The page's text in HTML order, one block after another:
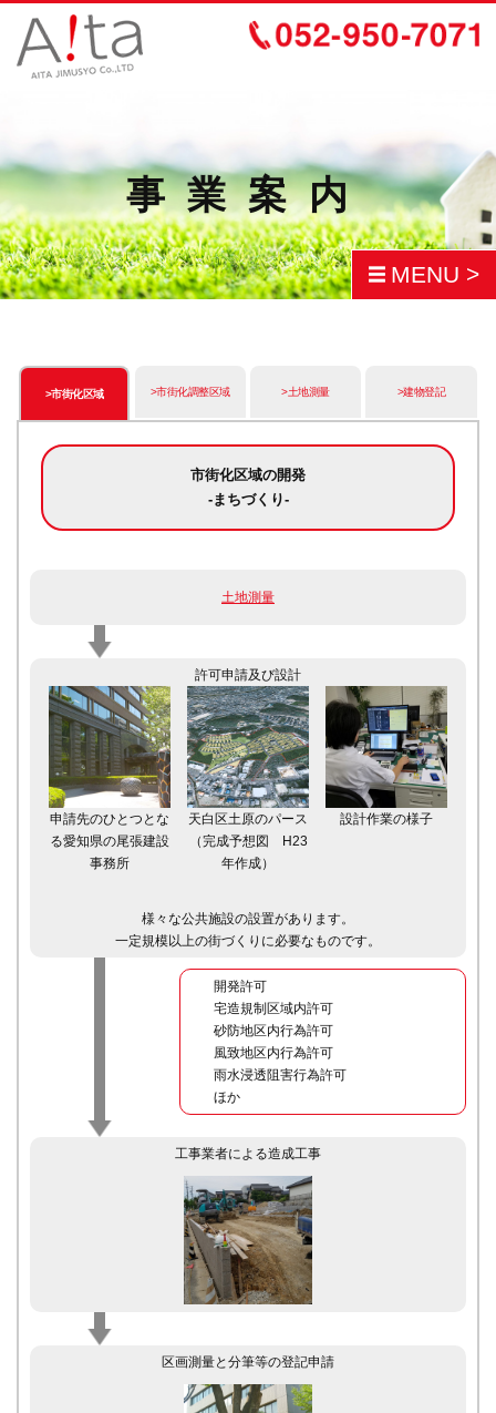
事業案内
MENU >
市街化区域 市街化調整区域 土地測量 建物登記
市街化区域の開発
-まちづくり-
土地測量
許可申請及び設計
申請先のひとつとな
る愛知県の尾張建設
事務所
天白区土原のパース
（完成予想図 H23
年作成）
設計作業の様子
様々な公共施設の設置があります。
一定規模以上の街づくりに必要なものです。
開発許可
宅造規制区域内許可
砂防地区内行為許可
風致地区内行為許可
雨水浸透阻害行為許可
ほか
工事業者による造成工事
区画測量と分筆等の登記申請